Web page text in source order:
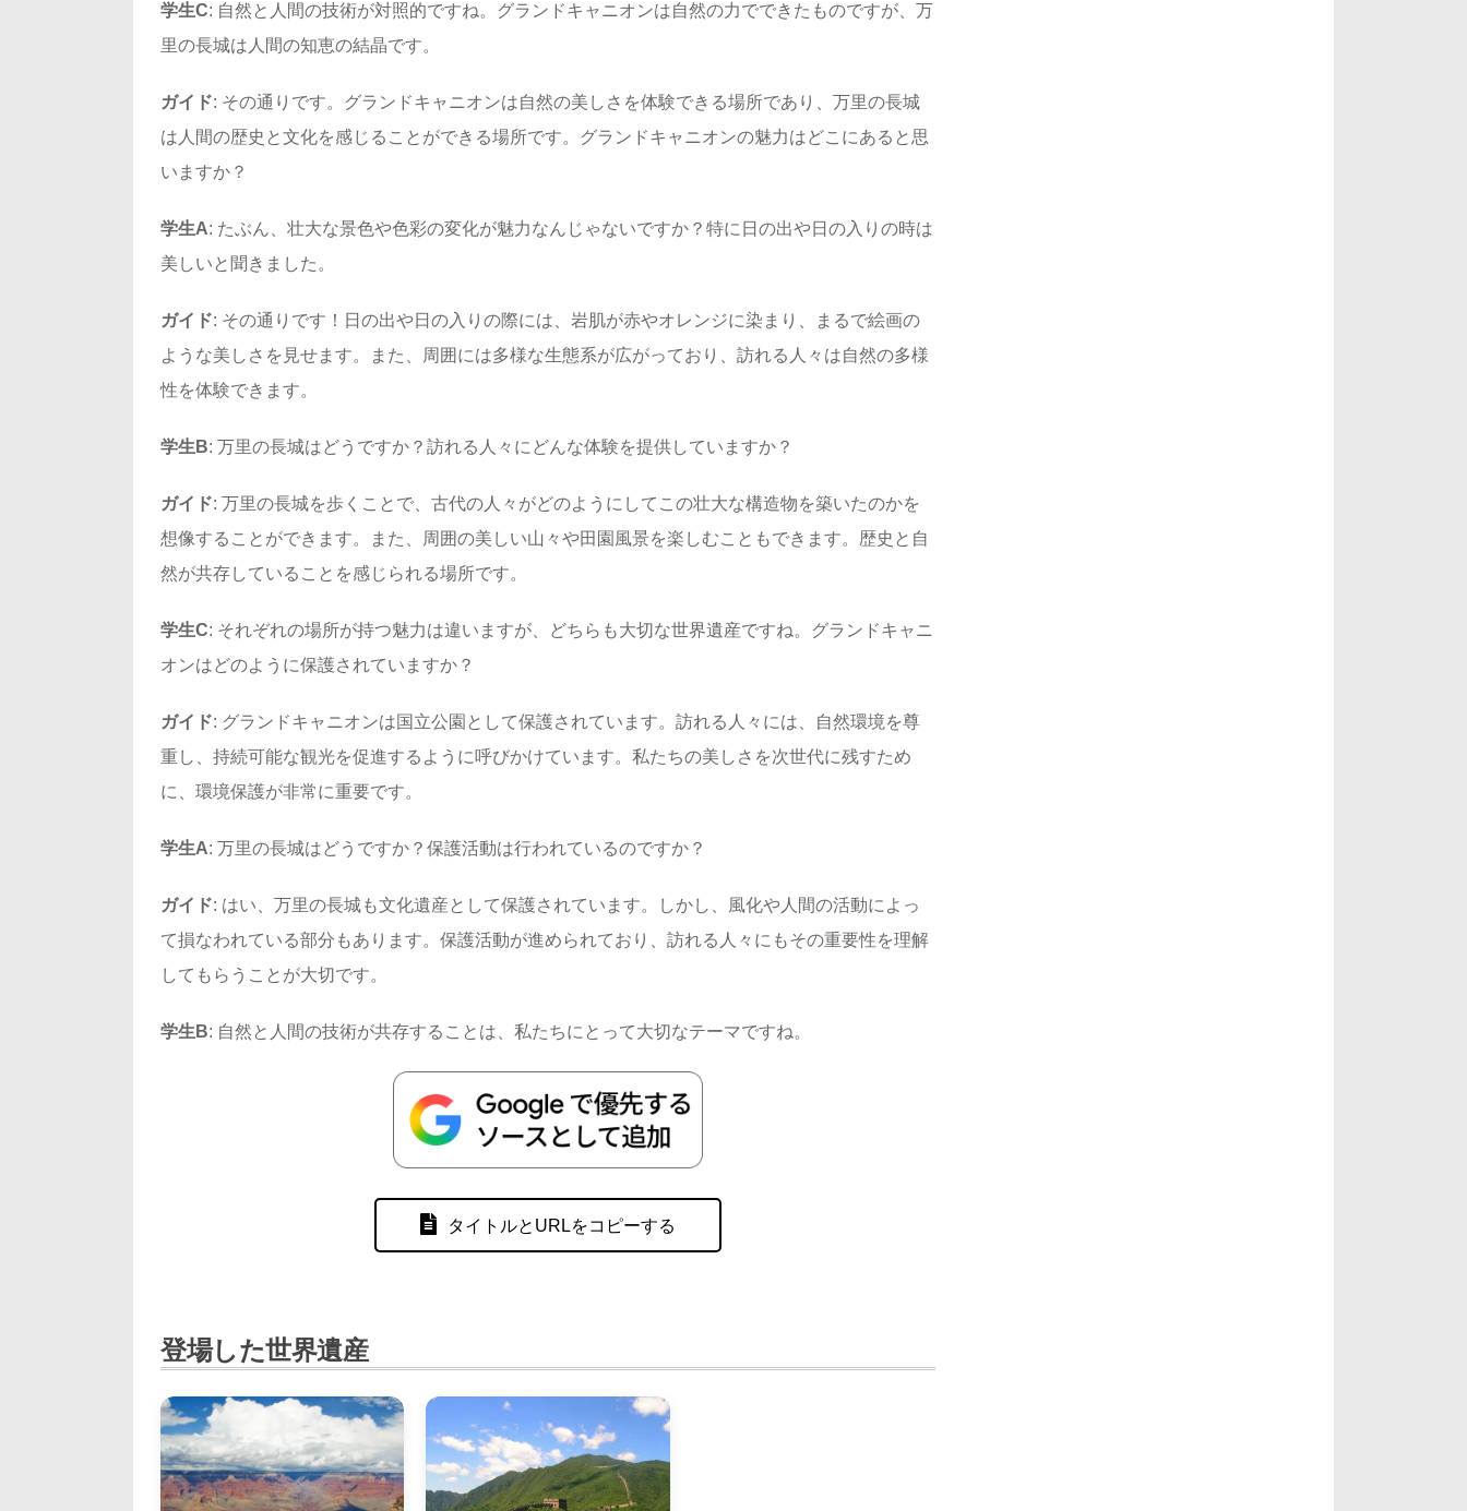
学生C: 自然と人間の技術が対照的ですね。グランドキャニオンは自然の力でできたものですが、万
里の長城は人間の知恵の結晶です。
ガイド: その通りです。グランドキャニオンは自然の美しさを体験できる場所であり、万里の長城
は人間の歴史と文化を感じることができる場所です。グランドキャニオンの魅力はどこにあると思
いますか？
学生A: たぶん、壮大な景色や色彩の変化が魅力なんじゃないですか？特に日の出や日の入りの時は
美しいと聞きました。
ガイド: その通りです！日の出や日の入りの際には、岩肌が赤やオレンジに染まり、まるで絵画の
ような美しさを見せます。また、周囲には多様な生態系が広がっており、訪れる人々は自然の多様
性を体験できます。
学生B: 万里の長城はどうですか？訪れる人々にどんな体験を提供していますか？
ガイド: 万里の長城を歩くことで、古代の人々がどのようにしてこの壮大な構造物を築いたのかを
想像することができます。また、周囲の美しい山々や田園風景を楽しむこともできます。歴史と自
然が共存していることを感じられる場所です。
学生C: それぞれの場所が持つ魅力は違いますが、どちらも大切な世界遺産ですね。グランドキャニ
オンはどのように保護されていますか？
ガイド: グランドキャニオンは国立公園として保護されています。訪れる人々には、自然環境を尊
重し、持続可能な観光を促進するように呼びかけています。私たちの美しさを次世代に残すため
に、環境保護が非常に重要です。
学生A: 万里の長城はどうですか？保護活動は行われているのですか？
ガイド: はい、万里の長城も文化遺産として保護されています。しかし、風化や人間の活動によっ
て損なわれている部分もあります。保護活動が進められており、訪れる人々にもその重要性を理解
してもらうことが大切です。
学生B: 自然と人間の技術が共存することは、私たちにとって大切なテーマですね。
タイトルとURLをコピーする
登場した世界遺産